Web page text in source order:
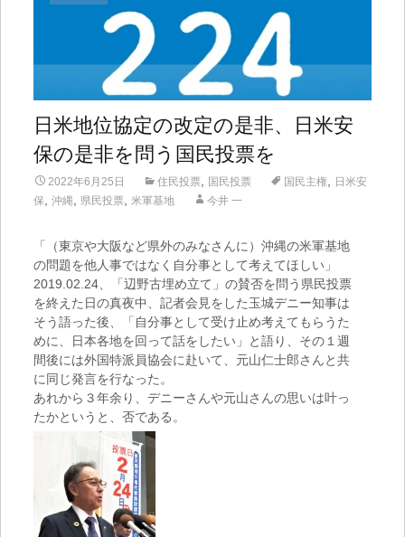
日米地位協定の改定の是非、日米安
保の是非を問う国民投票を
2022年6月25日 住民投票, 国民投票 国民主権, 日米安
保, 沖縄, 県民投票, 米軍基地 今井 一
「（東京や大阪など県外のみなさんに）沖縄の米軍基地
の問題を他人事ではなく自分事として考えてほしい」
2019.02.24、「辺野古埋め立て」の賛否を問う県民投票
を終えた日の真夜中、記者会見をした玉城デニー知事は
そう語った後、「自分事として受け止め考えてもらうた
めに、日本各地を回って話をしたい」と語り、その１週
間後には外国特派員協会に赴いて、元山仁士郎さんと共
に同じ発言を行なった。
あれから３年余り、デニーさんや元山さんの思いは叶っ
たかというと、否である。